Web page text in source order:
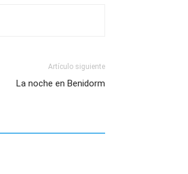
Artículo siguiente
La noche en Benidorm